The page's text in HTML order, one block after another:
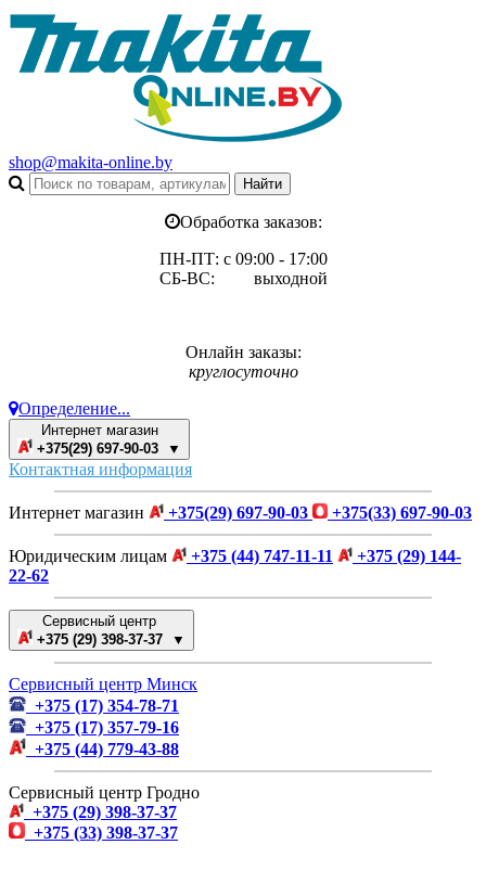
shop@makita-online.by
Обработка заказов:
ПН-ПТ: с 09:00 - 17:00
СБ-ВС: выходной
Онлайн заказы:
круглосуточно
Определение...
Интернет магазин
+375(29) 697-90-03 ▼
Контактная информация
Интернет магазин +375(29) 697-90-03 +375(33) 697-90-03
Юридическим лицам +375 (44) 747-11-11
+375 (29) 144-
22-62
Сервисный центр
+375 (29) 398-37-37 ▼
Сервисный центр Минск
+375 (17) 354-78-71
+375 (17) 357-79-16
+375 (44) 779-43-88
Сервисный центр Гродно
+375 (29) 398-37-37
+375 (33) 398-37-37